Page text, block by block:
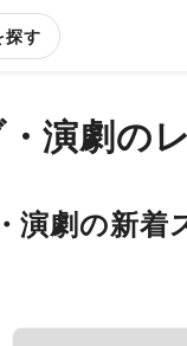
探す
演劇の
演劇の新着